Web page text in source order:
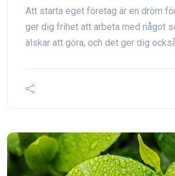
Att starta eget företag är en dröm
ger dig frihet att arbeta med något
älskar att göra, och det ger dig